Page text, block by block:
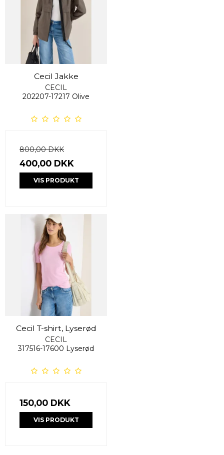
Cecil Jakke
CECIL
202207-17217 Olive
800,00 DKK
400,00 DKK
VIS PRODUKT
Cecil T-shirt, Lyserød
CECIL
317516-17600 Lyserød
150,00 DKK
VIS PRODUKT